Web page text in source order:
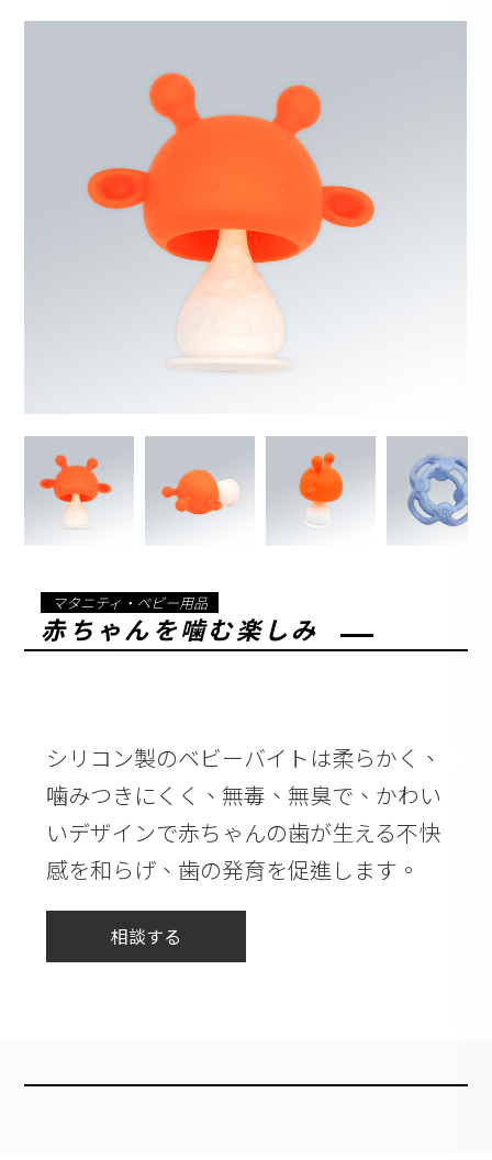
マタニティ・ベビー用品
赤ちゃんを噛む楽しみ
シリコン製のベビーバイトは柔らかく、
噛みつきにくく、無毒、無臭で、かわい
いデザインで赤ちゃんの歯が生える不快
感を和らげ、歯の発育を促進します。
相談する